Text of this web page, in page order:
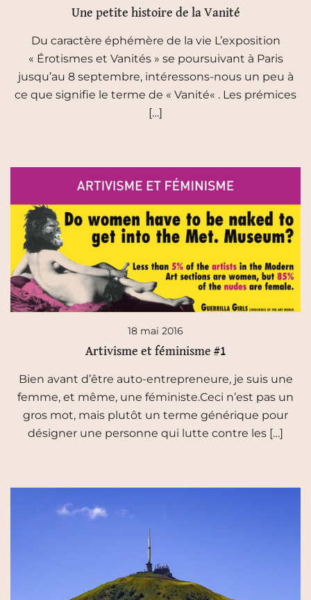
Une petite histoire de la Vanité
Du caractère éphémère de la vie L’exposition
« Érotismes et Vanités » se poursuivant à Paris
jusqu’au 8 septembre, intéressons-nous un peu à
ce que signifie le terme de « Vanité« . Les prémices
[…]
18 mai 2016
Artivisme et féminisme #1
Bien avant d’être auto-entrepreneure, je suis une
femme, et même, une féministe.Ceci n’est pas un
gros mot, mais plutôt un terme générique pour
désigner une personne qui lutte contre les […]